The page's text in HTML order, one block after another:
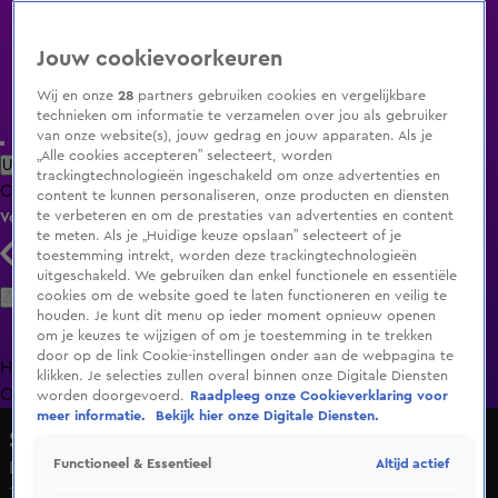
Uitzending Gemist Populaire programma's Zenders Genres
ClipsFilmsRadioSmart TV inlogShop
Volg KIJK
Zoeken
HomeUitzending Gemist Programma's De Bondgenoten
OranjezomerLivestreamsShop
Shownieuws
Davina Michelle gevraagd voor The voice of Holland
15 mrt 2025, 09:58
Jouw cookievoorkeuren
Wij en onze28 partners gebruiken cookies en vergelijkbare
technieken om informatie te verzamelen over jou als gebruiker
van onze website(s), jouw gedrag en jouw apparaten. Als je
„Alle cookies accepteren” selecteert, worden
trackingtechnologieën ingeschakeld om onze advertenties en
content te kunnen personaliseren, onze producten en diensten
te verbeteren en om de prestaties van advertenties en content
te meten. Als je „Huidige keuze opslaan” selecteert of je
toestemming intrekt, worden deze trackingtechnologieën
uitgeschakeld. We gebruiken dan enkel functionele en essentiële
cookies om de website goed te laten functioneren en veilig te
houden. Je kunt dit menu op ieder moment opnieuw openen
om je keuzes te wijzigen of om je toestemming in te trekken
door op de link Cookie-instellingen onder aan de webpagina te
klikken. Je selecties zullen overal binnen onze Digitale Diensten
worden doorgevoerd.
Raadpleeg onze Cookieverklaring voor
meer informatie.
Bekijk hier onze Digitale Diensten.
Functioneel & Essentieel Altijd actief